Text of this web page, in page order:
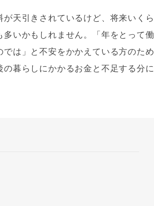
天引きされているけど、将来いくら
いかもしれません。「年をとって働
では」と不安をかかえている方のため
暮らしにかかるお金と不足する分に